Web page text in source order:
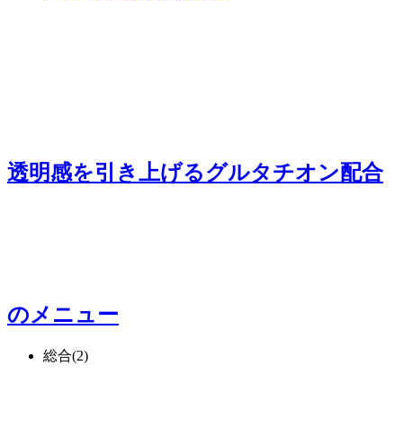
透明感を引き上げるグルタチオン配合
のメニュー
総合(2)